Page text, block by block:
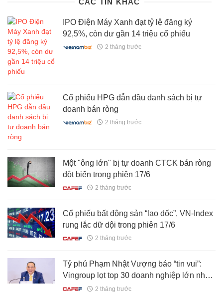
CÁC TIN KHÁC
IPO Điện Máy Xanh đạt tỷ lệ đăng ký
92,5%, còn dư gần 14 triệu cổ phiếu
2 tháng trước
Cổ phiếu HPG dẫn đầu danh sách bị tự
doanh bán ròng
2 tháng trước
Một "ông lớn" bị tự doanh CTCK bán ròng
đột biến trong phiên 17/6
2 tháng trước
Cổ phiếu bất động sản “lao dốc”, VN-Index
rung lắc dữ dội trong phiên 17/6
2 tháng trước
Tỷ phú Phạm Nhật Vượng báo “tin vui”:
Vingroup lọt top 30 doanh nghiệp lớn nhất
Đông Nam Á2 tháng trước